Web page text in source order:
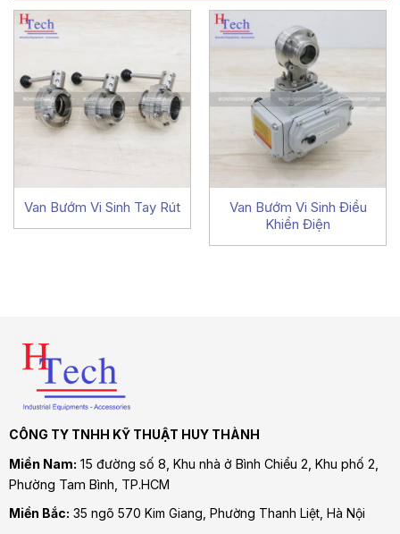
Van Bướm Vi Sinh Tay Rút
Van Bướm Vi Sinh Điều
Khiển Điện
CÔNG TY TNHH KỸ THUẬT HUY THÀNH
Miền Nam: 15 đường số 8, Khu nhà ở Bình Chiểu 2, Khu phố 2,
Phường Tam Bình , TP.HCM
Miền Bắc: 35 ngõ 570 Kim Giang, Phường Thanh Liệt, Hà Nội